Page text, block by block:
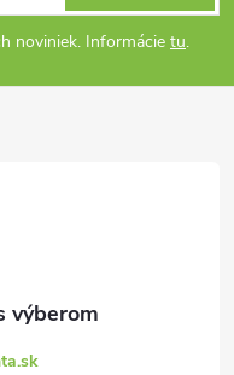
noviniek. Informácie tu.